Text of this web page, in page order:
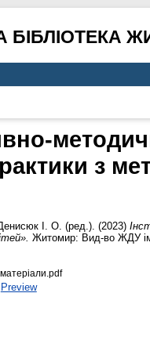
БІБЛІОТЕКА
з
І. О. (ред.). (2023)
Житомир: Вид-во ЖДУ
матеріали.pdf
Preview